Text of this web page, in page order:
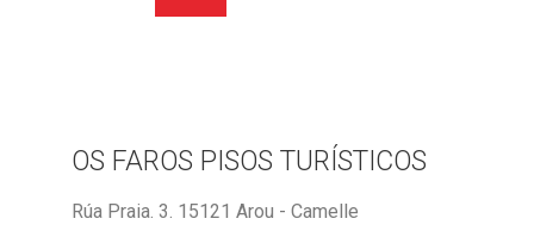
OS FAROS PISOS TURÍSTICOS
Rúa Praia. 3. 15121 Arou - Camelle